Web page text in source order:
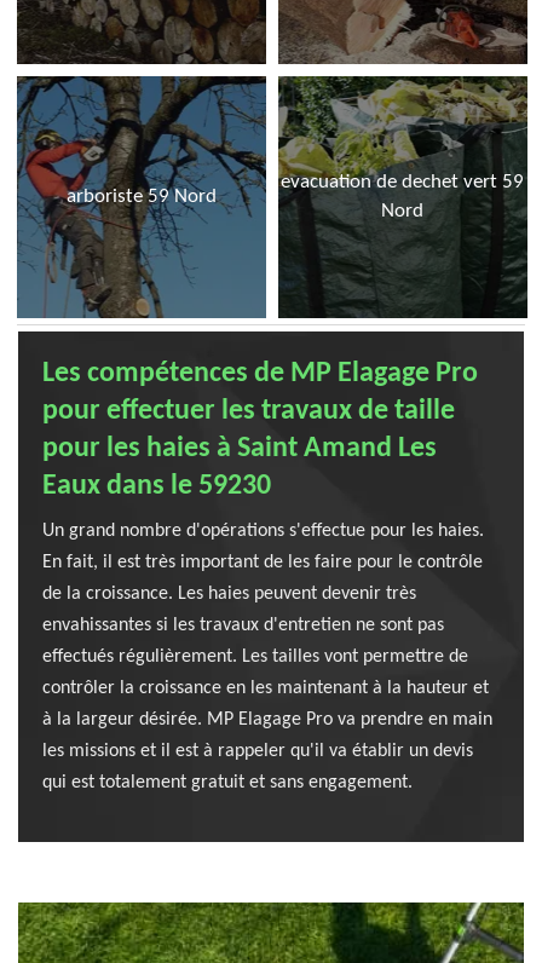
arboriste 59 Nord
evacuation de dechet vert 59
Nord
Les compétences de MP Elagage Pro
pour effectuer les travaux de taille
pour les haies à Saint Amand Les
Eaux dans le 59230
Un grand nombre d'opérations s'effectue pour les haies.
En fait, il est très important de les faire pour le contrôle
de la croissance. Les haies peuvent devenir très
envahissantes si les travaux d'entretien ne sont pas
effectués régulièrement. Les tailles vont permettre de
contrôler la croissance en les maintenant à la hauteur et
à la largeur désirée. MP Elagage Pro va prendre en main
les missions et il est à rappeler qu'il va établir un devis
qui est totalement gratuit et sans engagement.